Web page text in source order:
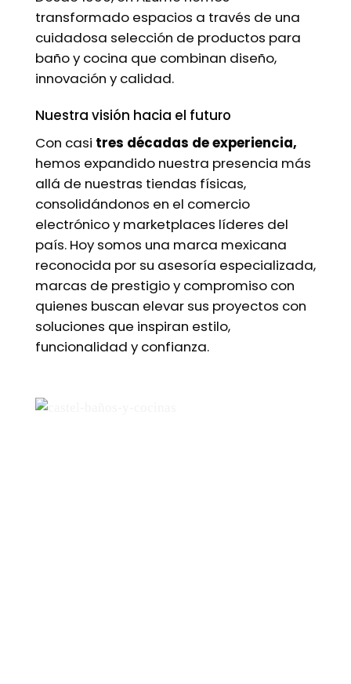
transformado espacios a través de una
cuidadosa selección de productos para
baño y cocina que combinan diseño,
innovación y calidad.
Nuestra visión hacia el futuro
Con casi tres décadas de experiencia,
hemos expandido nuestra presencia más
allá de nuestras tiendas físicas,
consolidándonos en el comercio
electrónico y marketplaces líderes del
país. Hoy somos una marca mexicana
reconocida por su asesoría especializada,
marcas de prestigio y compromiso con
quienes buscan elevar sus proyectos con
soluciones que inspiran estilo,
funcionalidad y confianza.